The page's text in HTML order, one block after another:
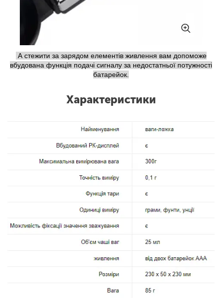
А стежити за зарядом елементів живлення вам допоможе
вбудована функція подачі сигналу за недостатньої потужності
батарейок.
Характеристики